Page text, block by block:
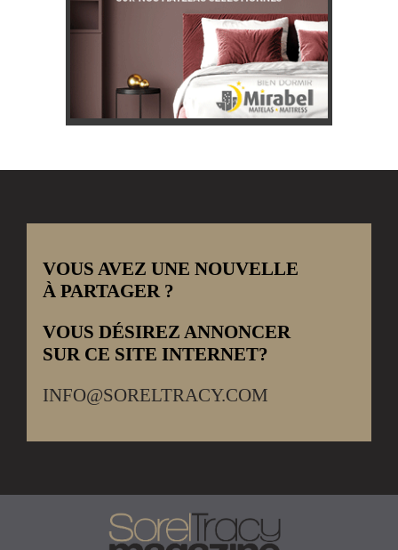
VOUS AVEZ UNE NOUVELLE
À PARTAGER ?
VOUS DÉSIREZ ANNONCER
SUR CE SITE INTERNET?
INFO@SORELTRACY.COM